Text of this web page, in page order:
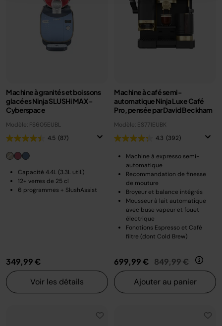
Machine à granités et boissons
glacées Ninja SLUSHi MAX -
Cyberspace
Modèle: FS605EUBL
4.5 (87)
Capacité 4.4L (3.3L util.)
12+ verres de 25 cl
6 programmes + SlushAssist
349,99 €
Voir les détails
Machine à café semi-
automatique Ninja Luxe Café
Pro, pensée par David Beckham
Modèle: ES771EUBK
4.3 (392)
Machine à expresso semi-
automatique
Recommandation de finesse
de mouture
Broyeur et balance intégrés
Mousseur à lait automatique
avec buse vapeur et fouet
électrique
Fonctions Espresso et Café
filtre (dont Cold Brew)
699,99 € Prix réduit de
849,99 € au
Ajouter au panier